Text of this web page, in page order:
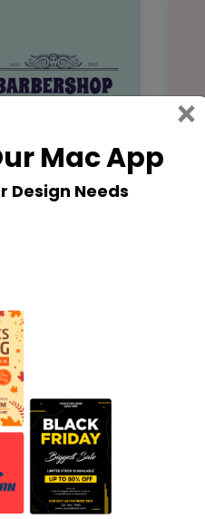
Mac App
Design Needs
×